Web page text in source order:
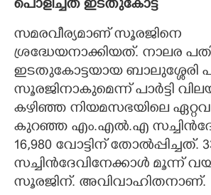
പൊളിച്ചത് ഇടതുകോട്ട
സമരവീര്യമാണ് സൂരജിനെ
ശ്രദ്ധേയനാക്കിയത്. നാലര
ഇടതുകോട്ടയായ ബാലുശ്ശേരി
സൂരജിനാകുമെന്ന് പാർട്ടി
കഴിഞ്ഞ നിയമസഭയിലെ
കുറഞ്ഞ എം.എൽ.എ
16,980 വോട്ടിന് തോൽപ്പിച്ചത്.
സച്ചിൻദേവിനേക്കാൾ മൂന്ന്
സൂരജിന്. അവിവാഹിതനാണ്.